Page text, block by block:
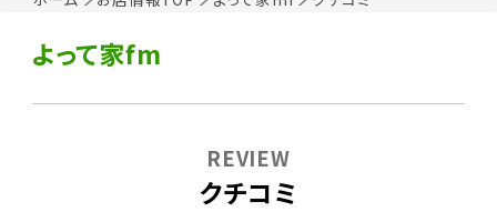
よって家fm
クチコミ
REVIEW